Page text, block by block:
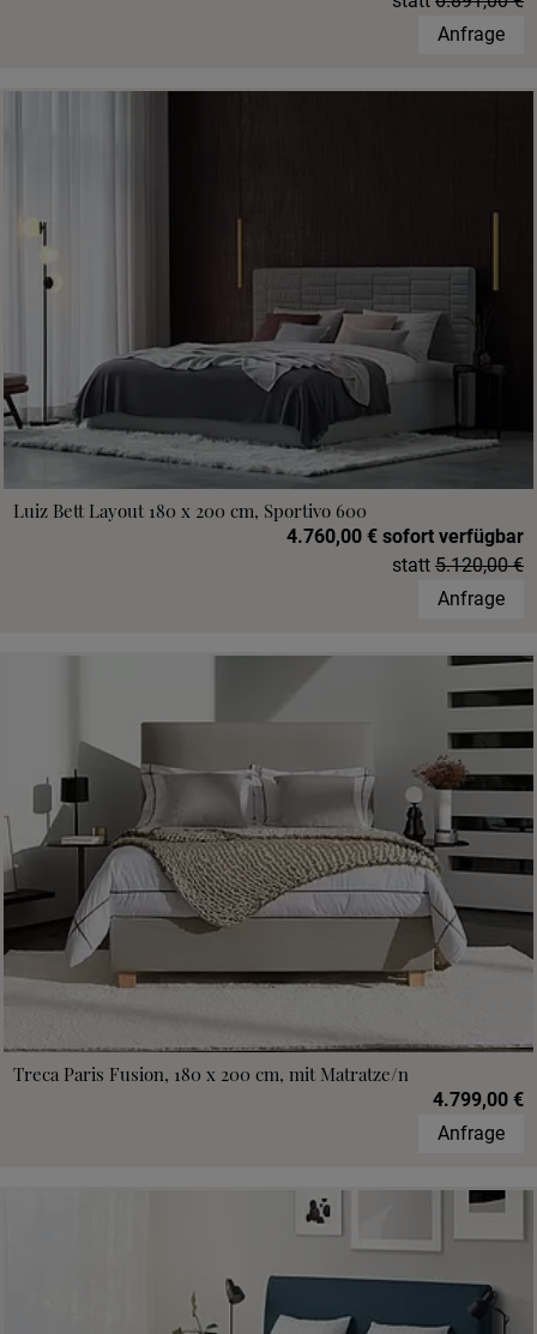
Anfrage
Luiz Bett Layout 180 x 200 cm, Sportivo 600
4.760,00 € sofort verfügbar
statt 5.120,00 €
Anfrage
Treca Paris Fusion, 180 x 200 cm, mit Matratze/n
4.799,00 €
Anfrage